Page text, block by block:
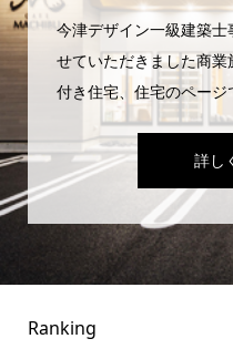
今津デザイン一級建築
せていただきました商
付き住宅、住宅のページ
詳し
Ranking